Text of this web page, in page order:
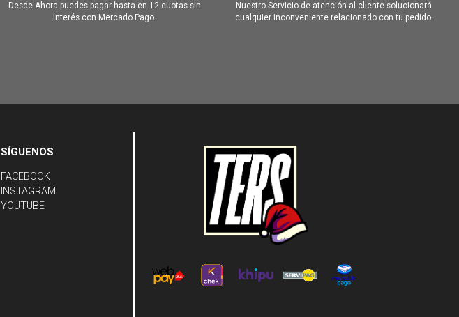
Desde Ahora puedes pagar hasta en 12 cuotas sin
interés con Mercado Pago.
Nuestro Servicio de atención al cliente solucionará
cualquier inconveniente relacionado con tu pedido.
SÍGUENOS
FACEBOOK
INSTAGRAM
YOUTUBE